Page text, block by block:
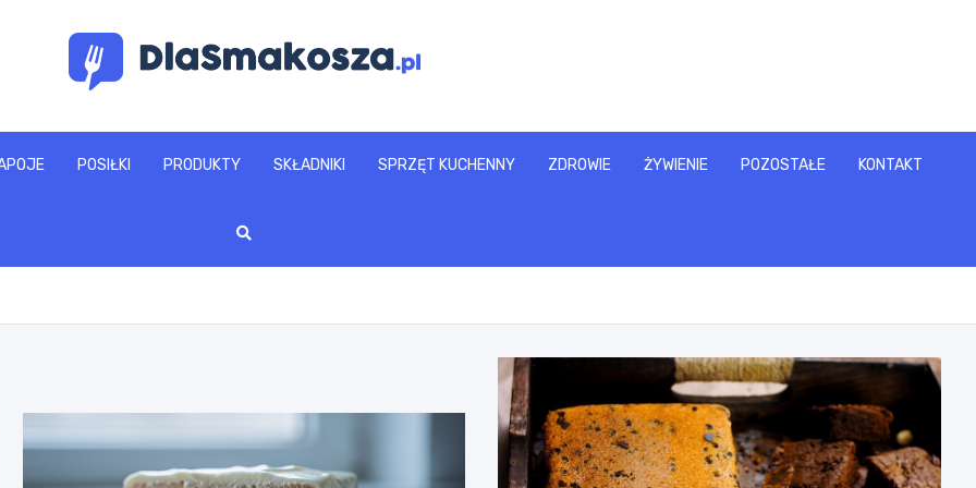
www.dlasmakosza.pl
POSIŁKI PRODUKTY SKŁADNIKI SPRZĘT KUCHENNY ZDROWIE ŻYWIENIE POZOSTAŁE KONTAKT